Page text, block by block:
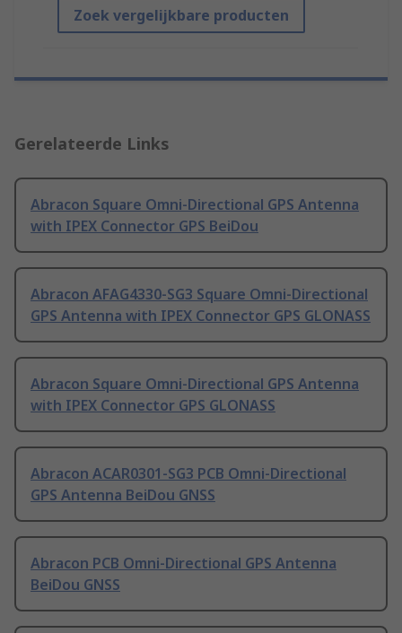
Zoek vergelijkbare producten
Gerelateerde Links
Abracon Square Omni-Directional GPS Antenna
with IPEX Connector GPS BeiDou
Abracon AFAG4330-SG3 Square Omni-Directional
GPS Antenna with IPEX Connector GPS GLONASS
Abracon Square Omni-Directional GPS Antenna
with IPEX Connector GPS GLONASS
Abracon ACAR0301-SG3 PCB Omni-Directional
GPS Antenna BeiDou GNSS
Abracon PCB Omni-Directional GPS Antenna
BeiDou GNSS